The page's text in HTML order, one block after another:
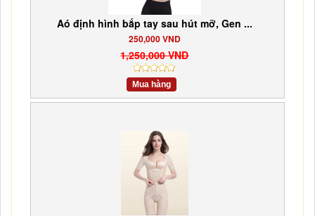
Aó định hình bắp tay sau hút mỡ, Gen ...
250,000 VND
1,250,000 VND
Mua hàng